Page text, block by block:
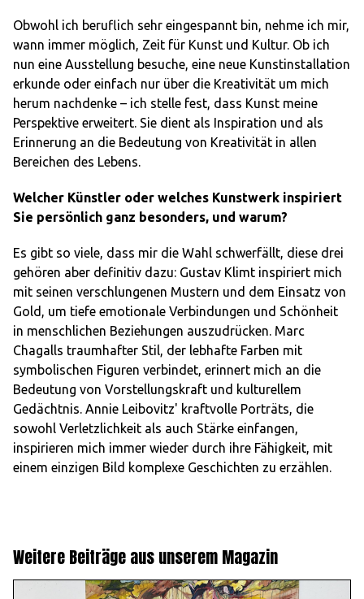
Obwohl ich beruflich sehr eingespannt bin, nehme ich mir,
wann immer möglich, Zeit für Kunst und Kultur. Ob ich
nun eine Ausstellung besuche, eine neue Kunstinstallation
erkunde oder einfach nur über die Kreativität um mich
herum nachdenke – ich stelle fest, dass Kunst meine
Perspektive erweitert. Sie dient als Inspiration und als
Erinnerung an die Bedeutung von Kreativität in allen
Bereichen des Lebens.
Welcher Künstler oder welches Kunstwerk inspiriert
Sie persönlich ganz besonders, und warum?
Es gibt so viele, dass mir die Wahl schwerfällt, diese drei
gehören aber definitiv dazu: Gustav Klimt inspiriert mich
mit seinen verschlungenen Mustern und dem Einsatz von
Gold, um tiefe emotionale Verbindungen und Schönheit
in menschlichen Beziehungen auszudrücken. Marc
Chagalls traumhafter Stil, der lebhafte Farben mit
symbolischen Figuren verbindet, erinnert mich an die
Bedeutung von Vorstellungskraft und kulturellem
Gedächtnis. Annie Leibovitz' kraftvolle Porträts, die
sowohl Verletzlichkeit als auch Stärke einfangen,
inspirieren mich immer wieder durch ihre Fähigkeit, mit
einem einzigen Bild komplexe Geschichten zu erzählen.
Weitere Beiträge aus unserem Magazin